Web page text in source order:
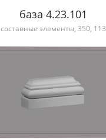
база 4.23.101
составные элементы, 350, 113